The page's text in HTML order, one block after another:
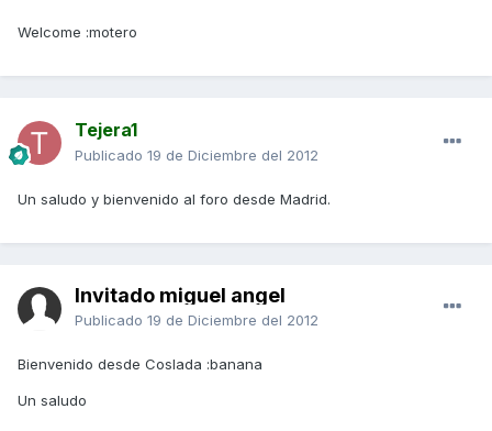
Welcome :motero
Tejera1
Publicado 19 de Diciembre del 2012
Un saludo y bienvenido al foro desde Madrid.
Invitado miguel angel
Publicado 19 de Diciembre del 2012
Bienvenido desde Coslada :banana
Un saludo